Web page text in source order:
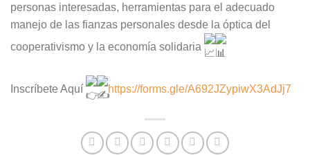
personas interesadas, herramientas para el adecuado
manejo de las fianzas personales desde la óptica del
cooperativismo y la economía solidaria
Inscríbete Aquí https://forms.gle/A692JZypiwX3AdJj7